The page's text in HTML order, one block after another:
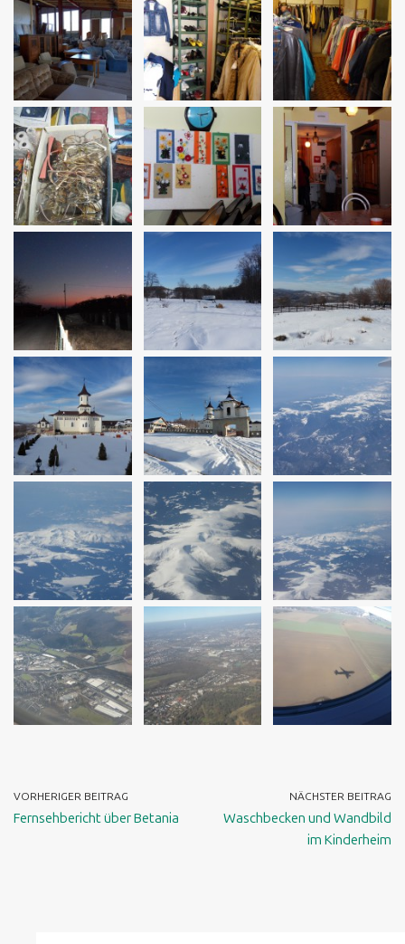
VORHERIGER BEITRAG
Fernsehbericht über Betania
NÄCHSTER BEITRAG
Waschbecken und Wandbild
im Kinderheim